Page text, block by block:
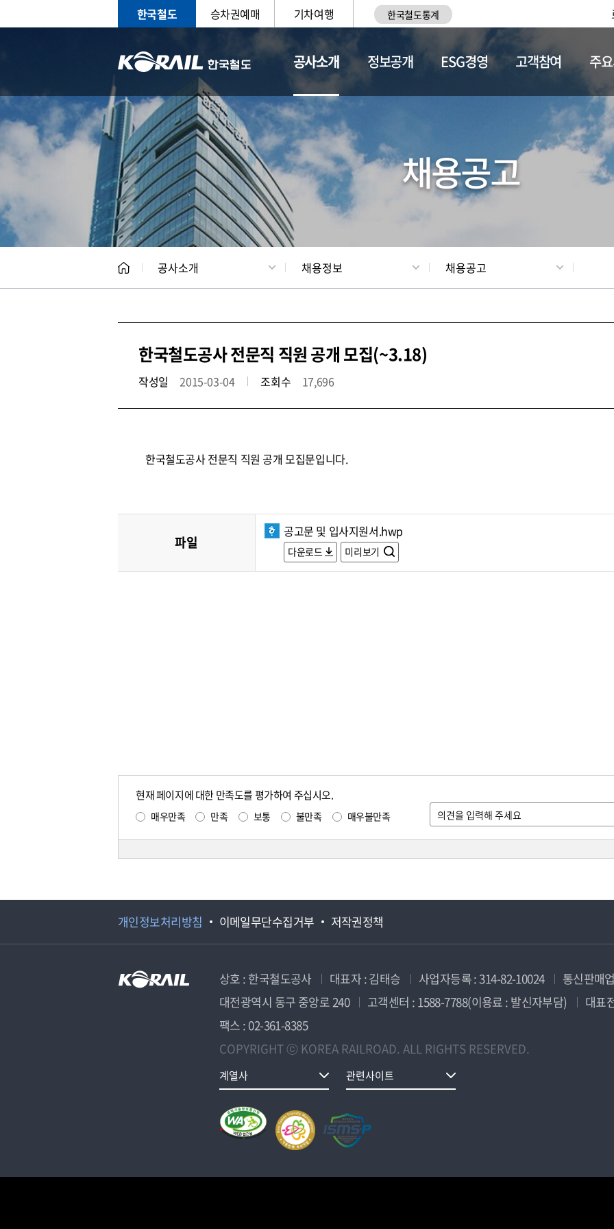
한국철도 승차권예매 기차여행 한국철도통계
공사소개
CEO 일반현황 채용정보
정보공개 ESG경영 고객참여 주
채용공고
공사소개 채용정보 채용공고
한국철도공사 전문직 직원 공개 모집(~3.18)
작성일 2015-03-04 조회수 17,696
한국철도공사 전문직 직원 공개 모집문입니다.
파일
공고문 및 입사지원서.hwp
다운로드 미리보기
현재 페이지에 대한 만족도를 평가하여 주십시오.
매우만족 만족 보통 불만족 매우불만족
개인정보처리방침 이메일무단수집거부 저작권정책
상호 : 한국철도공사 대표자 : 김태승 사업자등록 : 314-82-10024
통신판매
대전광역시 동구 중앙로 240
고객센터 : 1588-7788(이용료 : 발신자부담)
대표
팩스 : 02-361-8385
COPYRIGHT ⓒ KOREA RAILROAD. ALL RIGHTS RESERVED.
계열사 관련사이트